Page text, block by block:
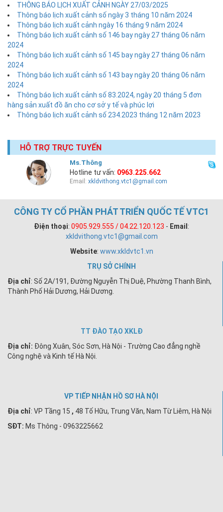
THÔNG BÁO LỊCH XUẤT CẢNH NGÀY 27/03/2025
Thông báo lịch xuất cảnh số ngày 3 tháng 10 năm 2024
Thông báo lịch xuất cảnh ngày 16 tháng 9 năm 2024
Thông báo lịch xuất cảnh số 146 bay ngày 27 tháng 06 năm
2024
Thông báo lịch xuất cảnh số 145 bay ngày 27 tháng 06 năm
2024
Thông báo lịch xuất cảnh số 143 bay ngày 20 tháng 06 năm
2024
Thông báo lịch xuất cảnh số 83.2024, ngày 20 tháng 5 đơn
hàng sản xuất đồ ăn cho cơ sở y tế và phúc lợi
Thông báo lịch xuất cảnh số 234.2023 tháng 12 năm 2023
HỖ TRỢ TRỰC TUYẾN
Ms.Thông
Hotline tư vấn: 0963.225.662
Email:xkldvithong.vtc1@gmail.com
CÔNG TY CỔ PHẦN PHÁT TRIỂN QUỐC TẾ VTC1
Điện thoại: 0905.929.555 / 04.22.120.123 - Email :
xkldvithong.vtc1@gmail.com
Website: www.xkldvtc1.vn
TRỤ SỞ CHÍNH
Địa chỉ: Số 2A/191, Đường Nguyễn Thị Duệ, Phường Thanh Bình,
Thành Phố Hải Dương, Hải Dương.
TT ĐÀO TẠO XKLĐ
Địa chỉ: Đông Xuân, Sóc Sơn, Hà Nội - Trường Cao đẳng nghề
Công nghệ và Kinh tế Hà Nội.
VP TIẾP NHẬN HỒ SƠ HÀ NỘI
Địa chỉ: VP Tầng 15 , 48 Tố Hữu, Trung Văn, Nam Từ Liêm, Hà Nội
SĐT: Ms Thông - 0963225662